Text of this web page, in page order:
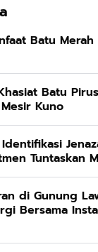
Batu Merah
Batu
Kuno
Tuntaskan
di Gunung
Serta